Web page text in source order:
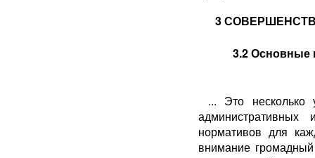
3
3.2 Основные
... Это несколько
нормативов для
внимание